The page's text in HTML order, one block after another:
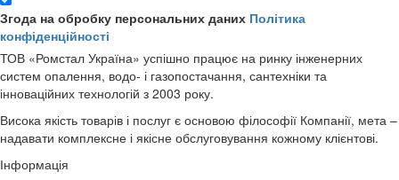
Згода на обробку персональних даних Політика
конфіденційності
ТОВ «Ромстал Україна» успішно працює на ринку інженерних
систем опалення, водо- і газопостачання, сантехніки та
інноваційних технологій з 2003 року.
Висока якість товарів і послуг є основою філософії Компанії, мета –
надавати комплексне і якісне обслуговування кожному клієнтові.
Інформація